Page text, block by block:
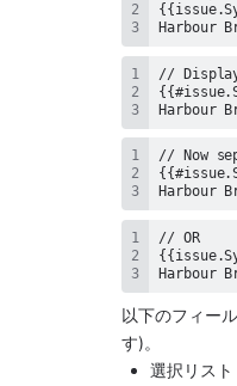
Harbour
Harbour
Harbour
// OR
Harbour
以下のフィー
す)。
選択リスト